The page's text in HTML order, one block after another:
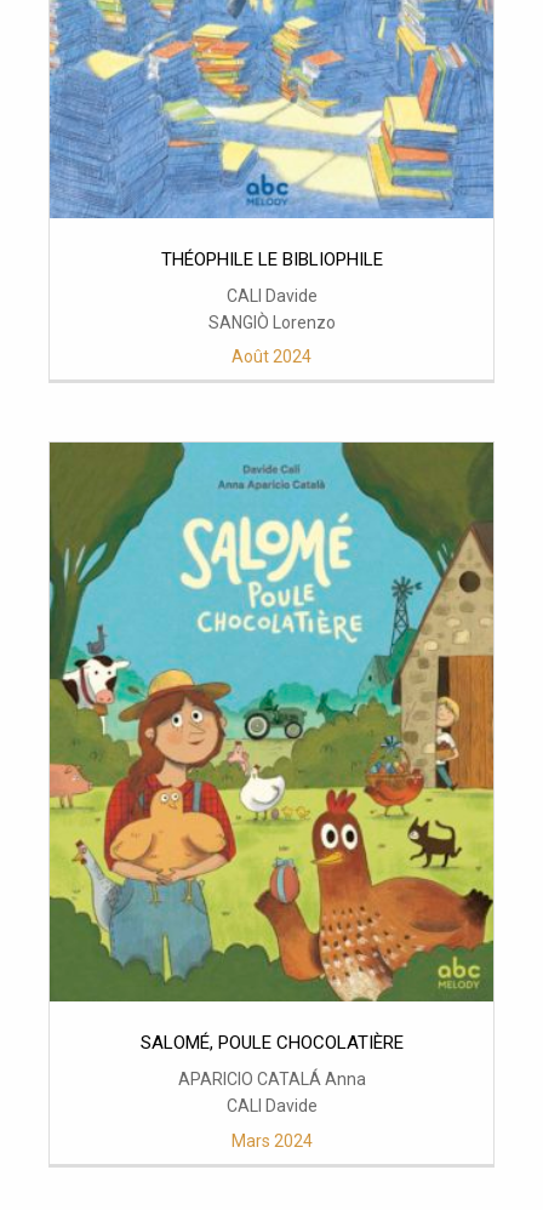
THÉOPHILE LE BIBLIOPHILE
CALI Davide
SANGIÒ Lorenzo
Août 2024
SALOMÉ, POULE CHOCOLATIÈRE
APARICIO CATALÁ Anna
CALI Davide
Mars 2024